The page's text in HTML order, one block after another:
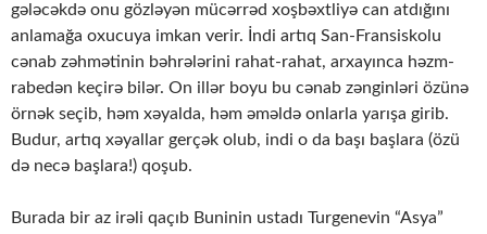
gələcəkdə onu gözləyən mücərrəd xoşbəxtliyə can atdığını
anlamağa oxucuya imkan verir. İndi artıq San-Fransiskolu
cənab zəhmətinin bəhrələrini rahat-rahat, arxayınca həzm-
rabedən keçirə bilər. On illər boyu bu cənab zənginləri özünə
örnək seçib, həm xəyalda, həm əməldə onlarla yarışa girib.
Budur, artıq xəyallar gerçək olub, indi o da başı başlara (özü
də necə başlara!) qoşub.
Burada bir az irəli qaçıb Buninin ustadı Turgenevin “Asya”